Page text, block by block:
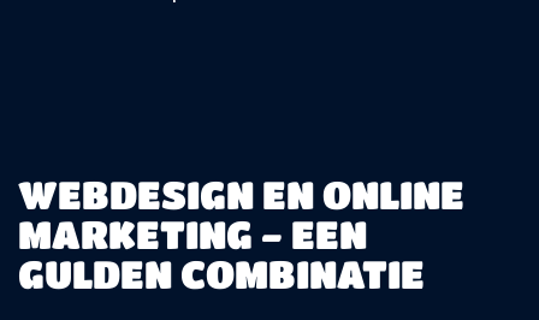
WEBDESIGN EN ONLINE
MARKETING - EEN
GULDEN COMBINATIE